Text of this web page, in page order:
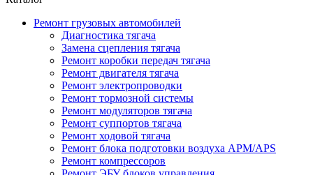
Ремонт грузовых автомобилей
Диагностика тягача
Замена сцепления тягача
Ремонт коробки передач тягача
Ремонт двигателя тягача
Ремонт электропроводки
Ремонт тормозной системы
Ремонт модуляторов тягача
Ремонт суппортов тягача
Ремонт ходовой тягача
Ремонт блока подготовки воздуха APM/APS
Ремонт компрессоров